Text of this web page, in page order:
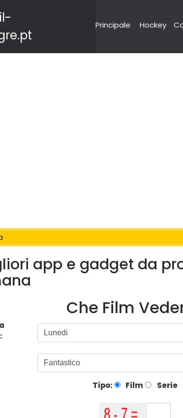
Principale Hockey
app e gadget da
Che Film
Tipo: Film Serie